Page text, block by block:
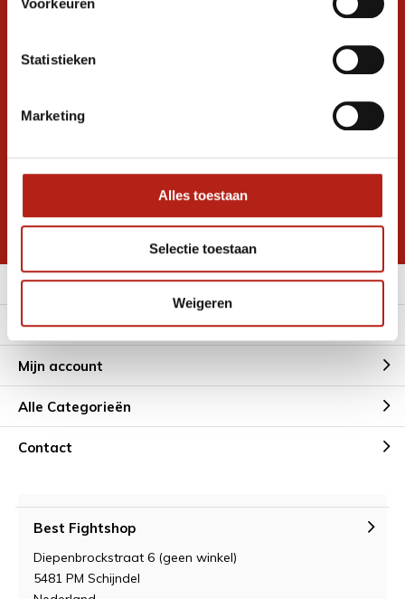
Voorkeuren
Statistieken
Marketing
Alles toestaan
Selectie toestaan
Weigeren
graag verder. 24/7
Volg ons
promoties
* Lees hier de wettelijke beperkingen
Meer informatie
Klantenservice
Mijn account
Alle Categorieën
Contact
Best Fightshop
Diepenbrockstraat 6 (geen winkel)
5481 PM Schijndel